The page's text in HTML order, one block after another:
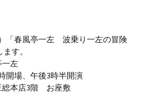
「春風亭一左 波乗り一左の冒険
す。
左
開場、午後3時半開演
総本店3階 お座敷